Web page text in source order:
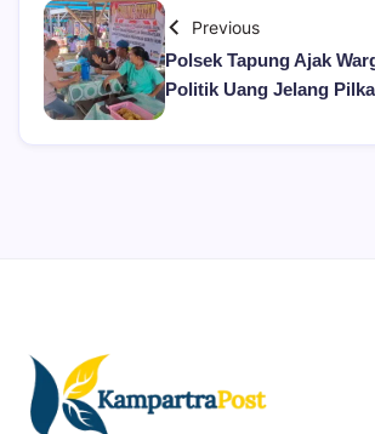
Previous
Polsek Tapung Ajak
Politik Uang Jelang